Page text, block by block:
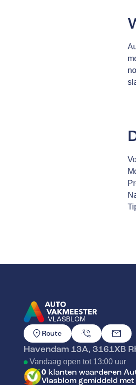
VLASBLOM
GA NAAR DE HOMEPAGINA
Route
Havendam 13A, 3161XB
Vandaag open tot 13:00 uur
0 klanten waarderen
Vlasblom gemiddeld met